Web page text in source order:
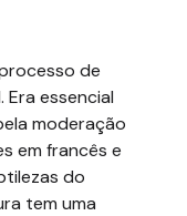
de
essencial
moderação
em francês e
do
tem uma